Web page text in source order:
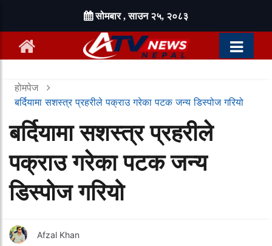
सोमबार , साउन २५, २०८३
होमपेज
बर्दियामा सशस्त्र प्रहरीले पक्राउ गरेका पटक जन्य डिस्पोज गरियो
बर्दियामा सशस्त्र प्रहरीले
पक्राउ गरेका पटक जन्य
डिस्पोज गरियो
Afzal Khan